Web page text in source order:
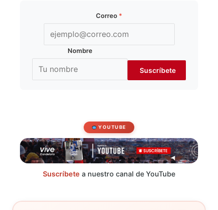
Correo *
Nombre
YOUTUBE
Suscríbete a nuestro canal de YouTube